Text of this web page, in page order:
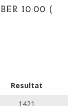
10:00 (
Resultat
1421